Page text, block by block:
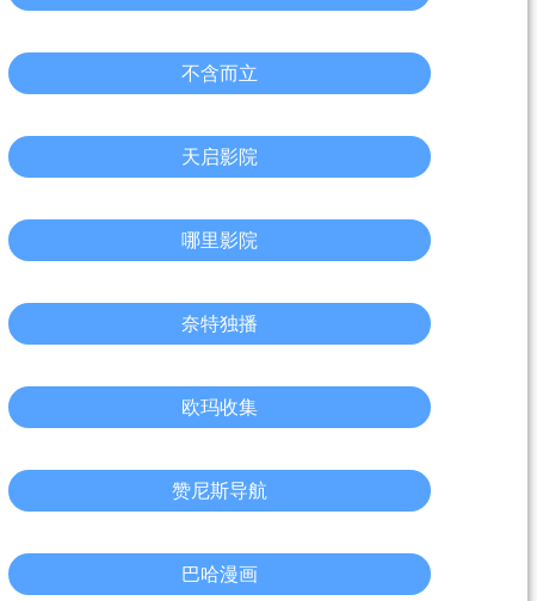
不含而立
天启影院
哪里影院
奈特独播
欧玛收集
赞尼斯导航
巴哈漫画